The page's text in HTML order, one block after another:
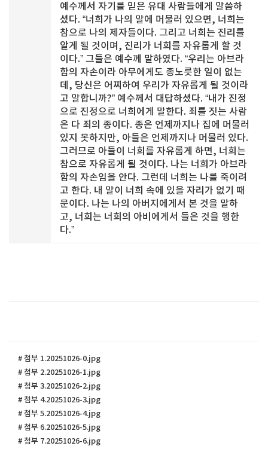
예수께서 자기를 믿은 유대 사람들에게 말씀하
셨다. “너희가 나의 말에 머물러 있으면, 너희는
참으로 나의 제자들이다. 그리고 너희는 진리를
알게 될 것이며, 진리가 너희를 자유롭게 할 것
이다.” 그들은 예수께 말하였다. “우리는 아브라
함의 자손이라 아무에게도 종노릇한 일이 없는
데, 당신은 어찌하여 우리가 자유롭게 될 것이라
고 말합니까?” 예수께서 대답하셨다. “내가 진정
으로 진정으로 너희에게 말한다. 죄를 짓는 사람
은 다 죄의 종이다. 종은 언제까지나 집에 머물러
있지 못하지만, 아들은 언제까지나 머물러 있다.
그러므로 아들이 너희를 자유롭게 하면, 너희는
참으로 자유롭게 될 것이다. 나는 너희가 아브라
함의 자손임을 안다. 그런데 너희는 나를 죽이려
고 한다. 내 말이 너희 속에 있을 자리가 없기 때
문이다. 나는 나의 아버지에게서 본 것을 말하
고, 너희는 너희의 아비에게서 들은 것을 행한
다.”
# 첨부 1.20251026-0.jpg
# 첨부 2.20251026-1.jpg
# 첨부 3.20251026-2.jpg
# 첨부 4.20251026-3.jpg
# 첨부 5.20251026-4.jpg
# 첨부 6.20251026-5.jpg
# 첨부 7.20251026-6.jpg